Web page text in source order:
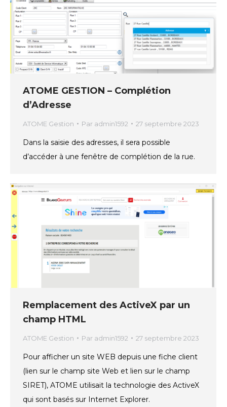
ATOME GESTION – Complétion
d’Adresse
ATOME Gestion Par admin1592 27 septembre 2023
Dans la saisie des adresses, il sera possible
d’accéder à une fenêtre de complétion de la rue.
Remplacement des ActiveX par un
champ HTML
ATOME Gestion Par admin1592 27 septembre 2023
Pour afficher un site WEB depuis une fiche client
(lien sur le champ site Web et lien sur le champ
SIRET), ATOME utilisait la technologie des ActiveX
qui sont basés sur Internet Explorer.